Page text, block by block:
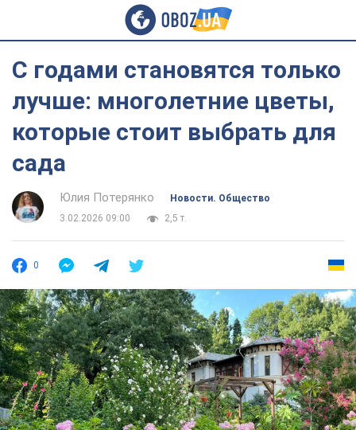
С годами становятся только
лучше: многолетние цветы,
которые стоит выбрать для
сада
Юлия Потерянко
Новости. Общество
3.02.2026 09:00
2,5 т.
0